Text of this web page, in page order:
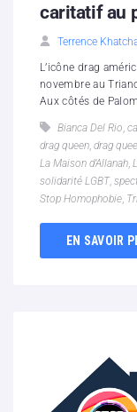
caritatif au
Terrence
L’icône drag
novembre au
Aux côtés de
Bianca Del Rio,
drag queen, drag
La Maison d’Allanah,
solidarité LGBT,
Stop Homophobie,
EN SAVOIR